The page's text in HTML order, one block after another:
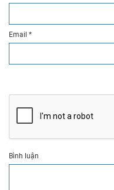
Email *
Bình luận